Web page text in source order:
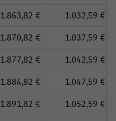
1.863,82 € 1.032,59 €
1.870,82 € 1.037,59 €
1.877,82 € 1.042,59 €
1.884,82 € 1.047,59 €
1.891,82 € 1.052,59 €